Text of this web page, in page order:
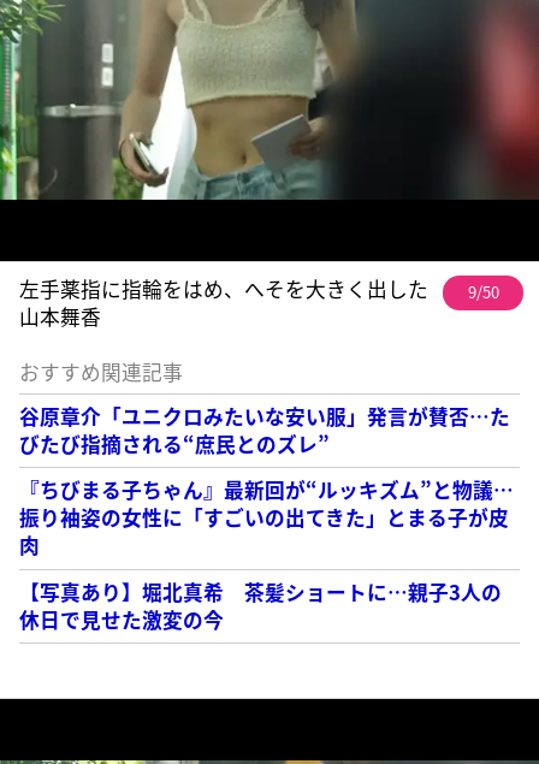
左手薬指に指輪をはめ、へそを大きく出した
山本舞香
9/50
おすすめ関連記事
谷原章介「ユニクロみたいな安い服」発言が賛否…た
びたび指摘される“庶民とのズレ”
『ちびまる子ちゃん』最新回が“ルッキズム”と物議…
振り袖姿の女性に「すごいの出てきた」とまる子が皮
肉
【写真あり】堀北真希 茶髪ショートに…親子3人の
休日で見せた激変の今